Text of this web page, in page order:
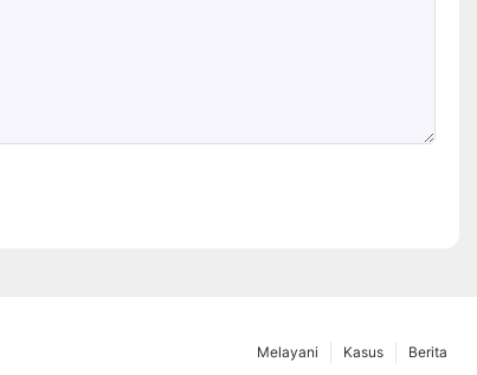
Berita
Kasus
Melayani